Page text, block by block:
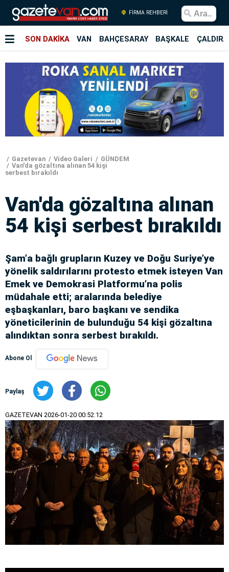
FİRMA REHBERİ
SON DAKİKA VAN BAHÇESARAY BAŞKALE
Gazetevan Video Galeri
GÜNDEM
Van'da gözaltına alınan 54 kişi
serbest bırakıldı
Van'da gözaltına alınan
54 kişi serbest bırakıldı
Şam’a bağlı grupların Kuzey ve Doğu Suriye’ye
yönelik saldırılarını protesto etmek isteyen Van
Emek ve Demokrasi Platformu’na polis
müdahale etti; aralarında belediye
eşbaşkanları, baro başkanı ve sendika
yöneticilerinin de bulunduğu 54 kişi gözaltına
alındıktan sonra serbest bırakıldı.
Abone Ol
Paylaş
GAZETEVAN 2026-01-20 00:52:12